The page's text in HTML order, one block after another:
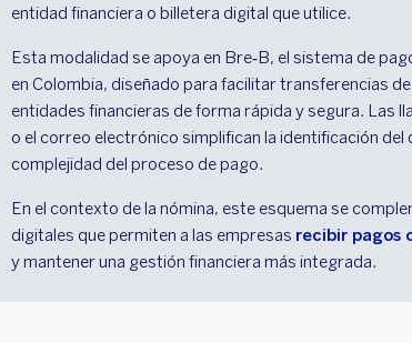
entidad financiera o billetera digital que utilice.
Esta modalidad se apoya en Bre‑B, el sistema de
en Colombia, diseñado para facilitar transferencias
entidades financieras de forma rápida y segura. Las
o el correo electrónico simplifican la identificación del
complejidad del proceso de pago.
En el contexto de la nómina, este esquema se
digitales que permiten a las empresas recibir pagos
y mantener una gestión financiera más integrada.